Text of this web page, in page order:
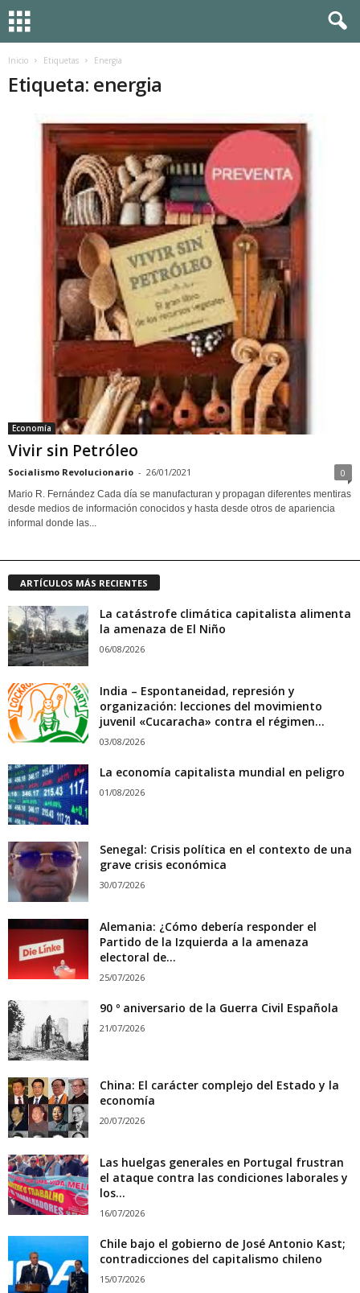
Inicio Etiquetas Energia
Etiqueta: energia
Economía
Vivir sin Petróleo
Socialismo Revolucionario - 26/01/2021 0
Mario R. Fernández Cada día se manufacturan y propagan diferentes mentiras
desde medios de información conocidos y hasta desde otros de apariencia
informal donde las...
ARTÍCULOS MÁS RECIENTES
La catástrofe climática capitalista alimenta
la amenaza de El Niño
06/08/2026
India – Espontaneidad, represión y
organización: lecciones del movimiento
juvenil «Cucaracha» contra el régimen...
03/08/2026
La economía capitalista mundial en peligro
01/08/2026
Senegal: Crisis política en el contexto de una
grave crisis económica
30/07/2026
Alemania: ¿Cómo debería responder el
Partido de la Izquierda a la amenaza
electoral de...
25/07/2026
90 º aniversario de la Guerra Civil Española
21/07/2026
China: El carácter complejo del Estado y la
economía
20/07/2026
Las huelgas generales en Portugal frustran
el ataque contra las condiciones laborales y
los...
16/07/2026
Chile bajo el gobierno de José Antonio Kast;
contradicciones del capitalismo chileno
15/07/2026